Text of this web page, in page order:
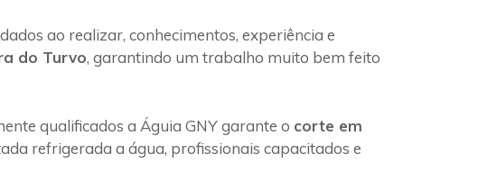
ao realizar, conhecimentos, experiência e
do Turvo, garantindo um trabalho muito bem feito
qualificados a Águia GNY garante o corte em
refrigerada a água, profissionais capacitados e